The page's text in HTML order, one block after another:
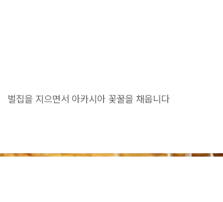
벌집을 지으면서 아카시아 꽃꿀을 채웁니다